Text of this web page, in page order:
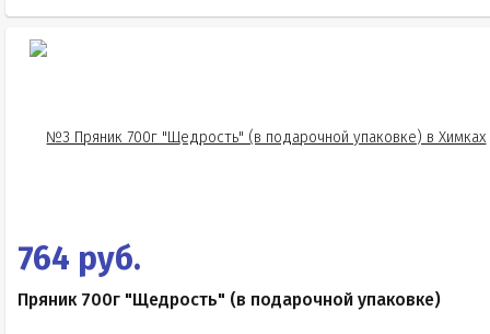
764 руб.
Пряник 700г "Щедрость" (в подарочной упаковке)